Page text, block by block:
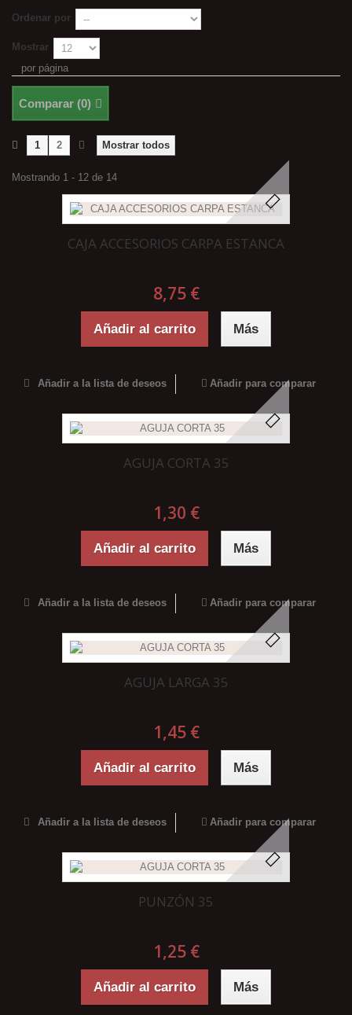
Ordenar por
Mostrar
por página
Comparar (0)
Mostrar todos
1 2
Mostrando 1 - 12 de 14
CAJA ACCESORIOS CARPA ESTANCA
8,75 €
Añadir al carrito Más
Añadir a la lista de deseos Añadir para comparar
AGUJA CORTA 35
1,30 €
Añadir al carrito Más
Añadir a la lista de deseos Añadir para comparar
AGUJA LARGA 35
1,45 €
Añadir al carrito Más
Añadir a la lista de deseos Añadir para comparar
PUNZÓN 35
1,25 €
Añadir al carrito Más